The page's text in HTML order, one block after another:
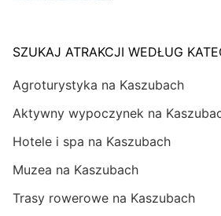
SZUKAJ ATRAKCJI WEDŁUG
Agroturystyka na Kaszubach
Aktywny wypoczynek na
Hotele i spa na Kaszubach
Muzea na Kaszubach
Trasy rowerowe na Kaszubach